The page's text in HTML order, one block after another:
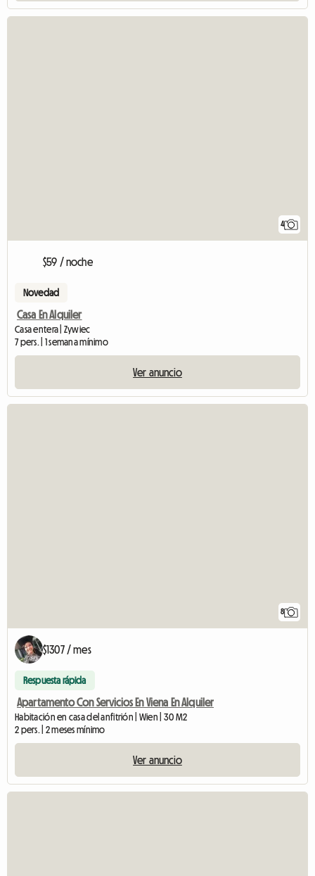
4
$59 / noche
Novedad
Casa En Alquiler
Casa entera | Zywiec
7 pers. | 1 semana mínimo
Ver anuncio
8
$1307 / mes
Respuesta rápida
Apartamento Con Servicios En Viena En Alquiler
Habitación en casa del anfitrión | Wien | 30 M2
2 pers. | 2 meses mínimo
Ver anuncio